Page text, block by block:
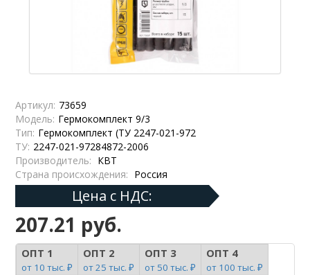
Артикул: 73659
Модель: Гермокомплект 9/3
Тип: Гермокомплект (ТУ 2247-021-972
ТУ: 2247-021-97284872-2006
Производитель: КВТ
Страна происхождения: Россия
Цена с НДС:
207.21 руб.
ОПТ 1
от 10 тыс. ₽
ОПТ 2
от 25 тыс. ₽
ОПТ 3
от 50 тыс. ₽
ОПТ 4
от 100 тыс. ₽